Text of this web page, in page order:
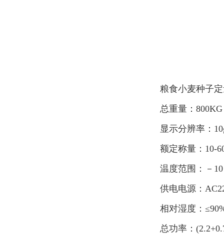
粮食小麦种子
总重量：800KG
显示分辨率：
额定称量：10-
温度范围：－
供电电源：
相对湿度：
总功率：